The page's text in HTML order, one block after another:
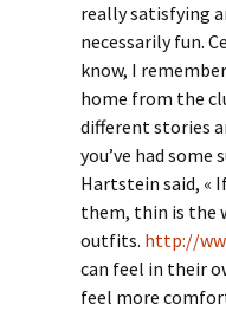
really satisfying
necessarily fun.
know, I
home from the
different stories
you’ve had some
Hartstein said, «
them, thin is the
outfits. http://
can feel in their
feel more